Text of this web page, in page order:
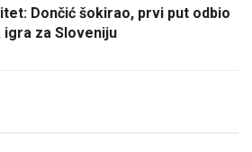
Dončić šokirao, prvi put odbio
igra za Sloveniju